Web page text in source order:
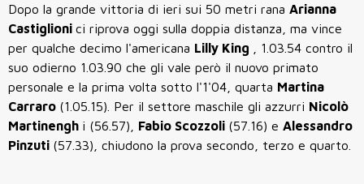
Dopo la grande vittoria di ieri sui 50 metri rana Arianna
Castiglioni ci riprova oggi sulla doppia distanza, ma vince
per qualche decimo l'americana Lilly King
, 1.03.54 contro il
suo odierno 1.03.90 che gli vale però il nuovo primato
personale e la prima volta sotto l'1'04, quarta Martina
Carraro (1.05.15). Per il settore maschile gli azzurri Nicolò
Martinengh i (56.57), Fabio Scozzoli (57.16) e Alessandro
Pinzuti (57.33), chiudono la prova secondo, terzo e quarto.